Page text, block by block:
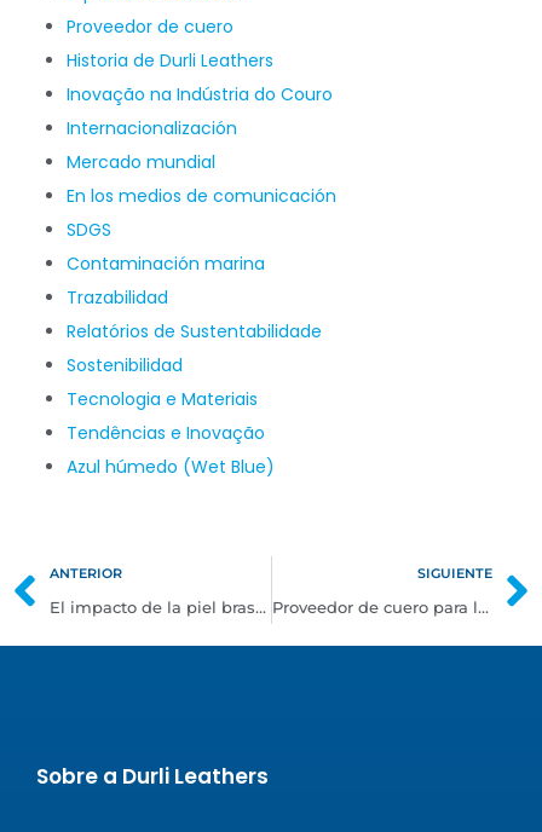
Proveedor de cuero
Historia de Durli Leathers
Inovação na Indústria do Couro
Internacionalización
Mercado mundial
En los medios de comunicación
SDGS
Contaminación marina
Trazabilidad
Relatórios de Sustentabilidade
Sostenibilidad
Tecnologia e Materiais
Tendências e Inovação
Azul húmedo (Wet Blue)
ANTERIOR
El impacto de la piel brasileña en los muebles: resistencia, durabilidad y estilo combinados.
SIGUIENTE
Proveedor de cuero para la industria del automóvil: ¿cómo apoyar al sector con soluciones sostenibles?
Sobre a Durli Leathers